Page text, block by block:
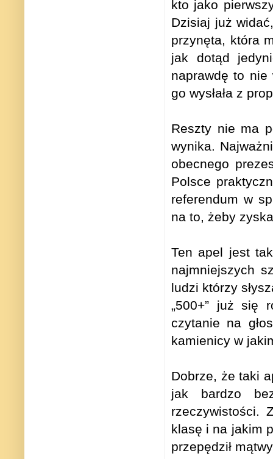
kto jako
Dzisiaj już
przynęta, która
jak dotąd
naprawdę to nie
go wysłała z
Reszty nie ma
wynika.
obecnego
Polsce
referendum w
na to, żeby
Ten apel jest
najmniejszych
ludzi którzy
„500+” już się
czytanie na
kamienicy w
Dobrze, że taki
jak bardzo
rzeczywistości.
klasę i na jakim
przepędził